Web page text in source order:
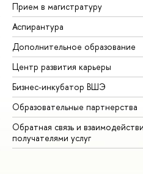
Прием в магистратуру
Аспирантура
Дополнительное образование
Центр развития карьеры
Бизнес-инкубатор ВШЭ
Образовательные партнерства
Обратная связь и
получателями услуг